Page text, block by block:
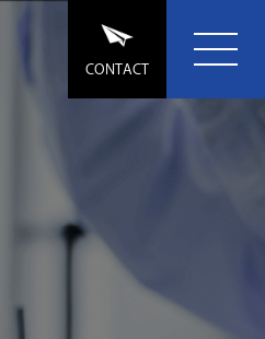
CONTACT